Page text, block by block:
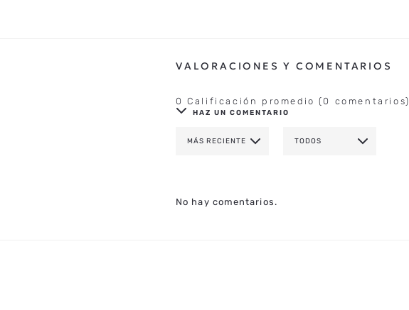
0 Calificación promedio (0 comentarios)
HAZ UN COMENTARIO
TÍTULO
MÁS RECIENTE TODOS
No hay comentarios.